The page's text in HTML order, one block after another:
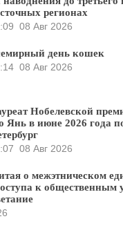
регионах
08 Авг 2026
день кошек
08 Авг 2026
Нобелевской
Янь в июне 2026 года
08 Авг 2026
о межэтническом
к общественным